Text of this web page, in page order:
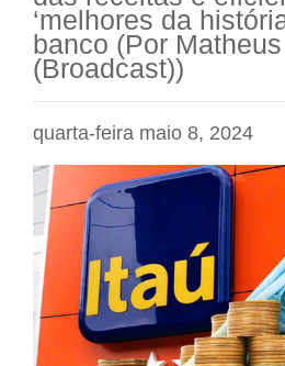
‘melhores da
banco (Por
(Broadcast))
quarta-feira maio 8, 2024